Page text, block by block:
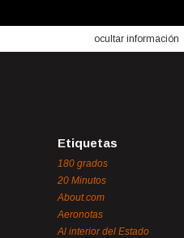
ocultar información
Etiquetas
180 grados
20 Minutos
About.com
Aeronotas
Al interior del Estado